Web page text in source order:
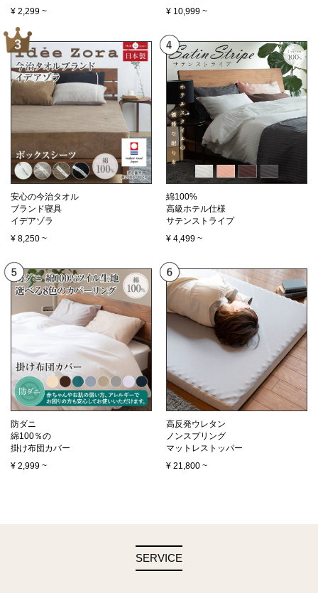
¥ 2,299 ~
¥ 10,999 ~
安心の今治タオル
ブランド寝具
イデアゾラ
¥ 8,250 ~
綿100%
高級ホテル仕様
サテンストライプ
¥ 4,499 ~
防ダニ
綿100％の
掛け布団カバー
¥ 2,999 ~
高反発ウレタン
ノンスプリング
マットレストッパー
¥ 21,800 ~
SERVICE